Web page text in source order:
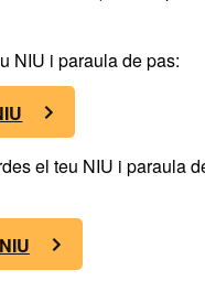
NIU i paraula de pas:
el teu NIU i paraula